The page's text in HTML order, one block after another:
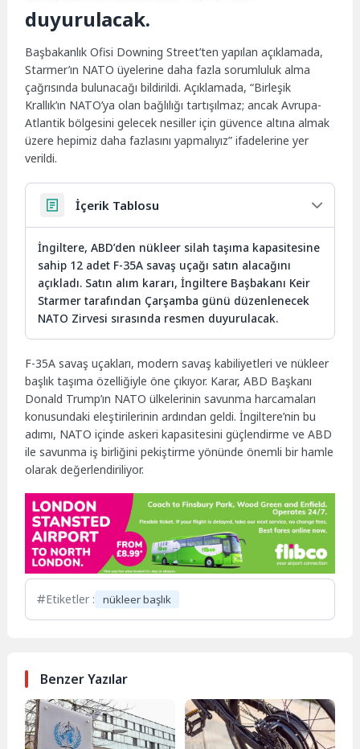
duyurulacak.
Başbakanlık Ofisi Downing Street’ten yapılan açıklamada,
Starmer’ın NATO üyelerine daha fazla sorumluluk alma
çağrısında bulunacağı bildirildi. Açıklamada, “Birleşik
Krallık’ın NATO’ya olan bağlılığı tartışılmaz; ancak Avrupa-
Atlantik bölgesini gelecek nesiller için güvence altına almak
üzere hepimiz daha fazlasını yapmalıyız” ifadelerine yer
verildi.
İçerik Tablosu
İngiltere, ABD’den nükleer silah taşıma kapasitesine
sahip 12 adet F-35A savaş uçağı satın alacağını
açıkladı. Satın alım kararı, İngiltere Başbakanı Keir
Starmer tarafından Çarşamba günü düzenlenecek
NATO Zirvesi sırasında resmen duyurulacak.
F-35A savaş uçakları, modern savaş kabiliyetleri ve nükleer
başlık taşıma özelliğiyle öne çıkıyor. Karar, ABD Başkanı
Donald Trump’ın NATO ülkelerinin savunma harcamaları
konusundaki eleştirilerinin ardından geldi. İngiltere’nin bu
adımı, NATO içinde askeri kapasitesini güçlendirme ve ABD
ile savunma iş birliğini pekiştirme yönünde önemli bir hamle
olarak değerlendiriliyor.
Etiketler : nükleer başlık
Benzer Yazılar